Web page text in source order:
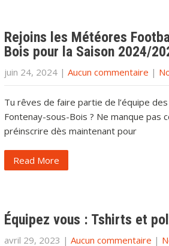
Rejoins les Météores
Bois pour la Saison 2024/
juin 24, 2024| Aucun commentaire |
Tu rêves de faire partie de l’équipe
Fontenay-sous-Bois ? Ne manque pas
préinscrire dès maintenant pour
Read More
Équipez vous : Tshirts et
avril 29, 2023 | Aucun commentaire |